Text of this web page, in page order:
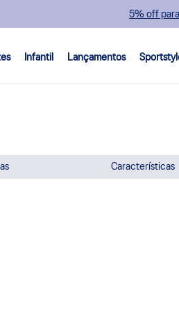
5% off
Infantil Lançamentos
Características